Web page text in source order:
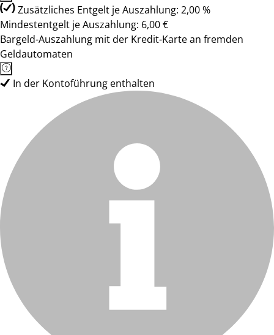
Zusätzliches Entgelt je Auszahlung: 2,00 %
Mindestentgelt je Auszahlung: 6,00 €
Bargeld-Auszahlung mit der Kredit-Karte an fremden
Geldautomaten
In der Kontoführung enthalten